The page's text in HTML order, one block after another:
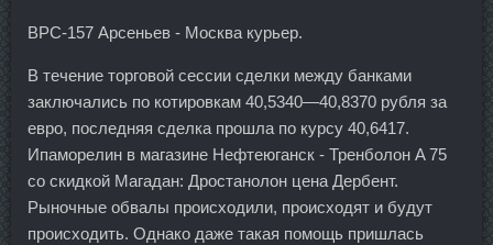
BPC-157 Арсеньев - Москва курьер.
В течение торговой сессии сделки между банками
заключались по котировкам 40,5340—40,8370 рубля за
евро, последняя сделка прошла по курсу 40,6417.
Ипаморелин в магазине Нефтеюганск - Тренболон A 75
со скидкой Магадан: Дростанолон цена Дербент.
Рыночные обвалы происходили, происходят и будут
происходить. Однако даже такая помощь пришлась